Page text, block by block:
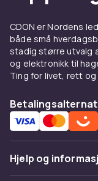
CDON er Nordens
både små
stadig større utvalg
og elektronikk til
Ting for livet, rett
Hjelp og